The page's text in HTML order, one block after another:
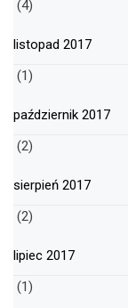
(4)
listopad 2017
(1)
październik 2017
(2)
sierpień 2017
(2)
lipiec 2017
(1)